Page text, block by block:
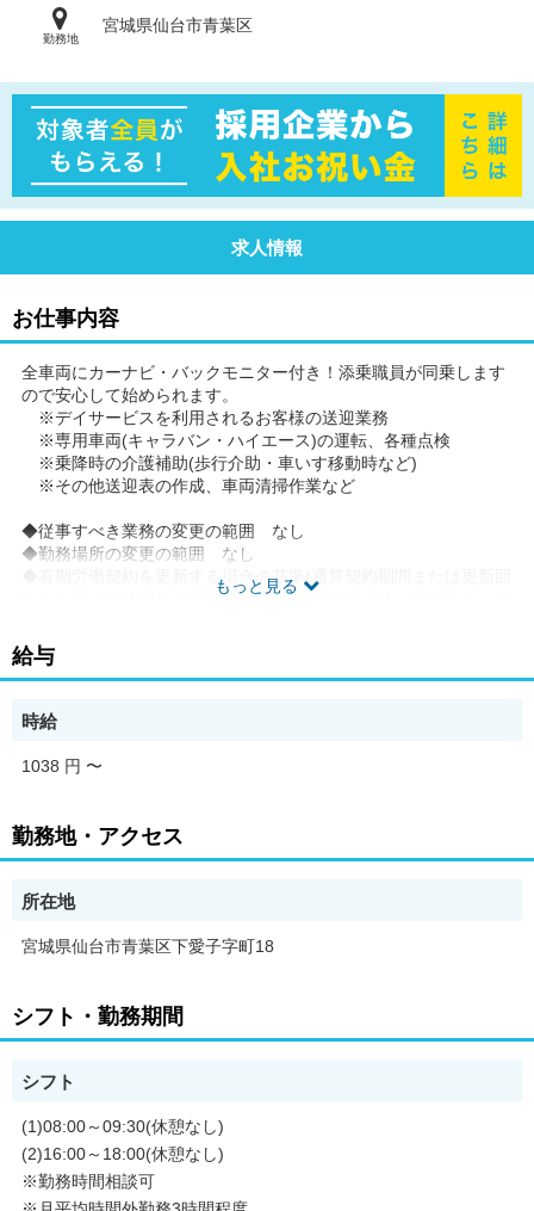
勤務地
宮城県仙台市青葉区
求人情報
お仕事内容
もっと見る
全車両にカーナビ・バックモニター付き！添乗職員が同乗します
ので安心して始められます。
※デイサービスを利用されるお客様の送迎業務
※専用車両(キャラバン・ハイエース)の運転、各種点検
※乗降時の介護補助(歩行介助・車いす移動時など)
※その他送迎表の作成、車両清掃作業など
◆従事すべき業務の変更の範囲 なし
◆勤務場所の変更の範囲 なし
◆有期労働契約を更新する場合の基準(通算契約期間または更新回
数の上限)就業規則に定める禁止行為・懲戒事由等に該当しない場
◆ご希望があれば、通勤可能な範囲内で同一求人を掲載している
他事業所も併せて選考が可能です。
給与
時給
1038 円 〜
勤務地・アクセス
所在地
宮城県仙台市青葉区下愛子字町18
シフト・勤務期間
シフト
(1)08:00～09:30(休憩なし)
(2)16:00～18:00(休憩なし)
※勤務時間相談可